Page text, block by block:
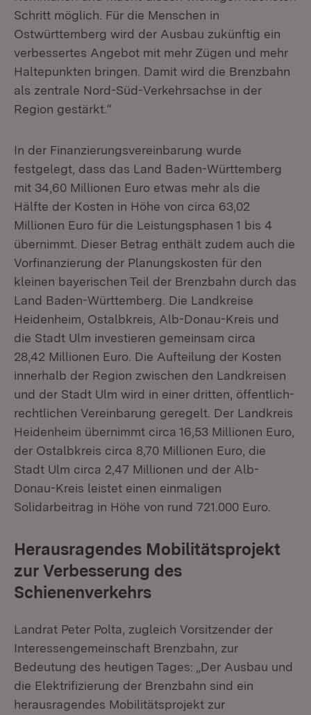
Schritt möglich. Für die Menschen in
Ostwürttemberg wird der Ausbau zukünftig ein
verbessertes Angebot mit mehr Zügen und mehr
Haltepunkten bringen. Damit wird die Brenzbahn
als zentrale Nord-Süd-Verkehrsachse in der
Region gestärkt.“
In der Finanzierungsvereinbarung wurde
festgelegt, dass das Land Baden-Württemberg
mit 34,60 Millionen Euro etwas mehr als die
Hälfte der Kosten in Höhe von circa 63,02
Millionen Euro für die Leistungsphasen 1 bis 4
übernimmt. Dieser Betrag enthält zudem auch die
Vorfinanzierung der Planungskosten für den
kleinen bayerischen Teil der Brenzbahn durch das
Land Baden-Württemberg. Die Landkreise
Heidenheim, Ostalbkreis, Alb-Donau-Kreis und
die Stadt Ulm investieren gemeinsam circa
28,42 Millionen Euro. Die Aufteilung der Kosten
innerhalb der Region zwischen den Landkreisen
und der Stadt Ulm wird in einer dritten, öffentlich-
rechtlichen Vereinbarung geregelt. Der Landkreis
Heidenheim übernimmt circa 16,53 Millionen Euro,
der Ostalbkreis circa 8,70 Millionen Euro, die
Stadt Ulm circa 2,47 Millionen und der Alb-
Donau-Kreis leistet einen einmaligen
Solidarbeitrag in Höhe von rund 721.000 Euro.
Herausragendes Mobilitätsprojekt
zur Verbesserung des
Schienenverkehrs
Landrat Peter Polta, zugleich Vorsitzender der
Interessengemeinschaft Brenzbahn, zur
Bedeutung des heutigen Tages: „Der Ausbau und
die Elektrifizierung der Brenzbahn sind ein
herausragendes Mobilitätsprojekt zur